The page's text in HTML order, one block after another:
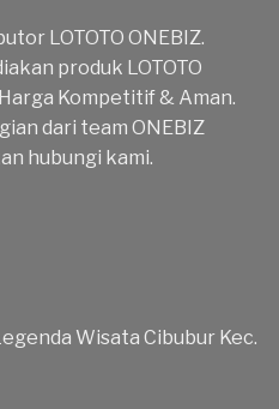
LOTOTO ONEBIZ.
produk LOTOTO
Kompetitif & Aman.
dari team ONEBIZ
hubungi kami.
Wisata Cibubur Kec.